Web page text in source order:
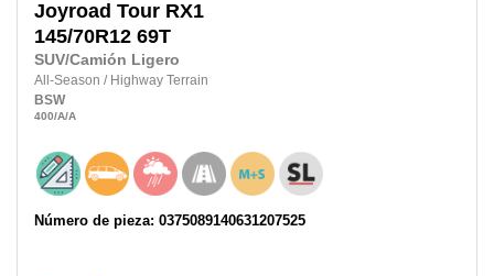
Joyroad Tour RX1
145/70R12 69T
SUV/Camión Ligero
All-Season / Highway Terrain
BSW
400/A/A
Número de pieza: 0375089140631207525